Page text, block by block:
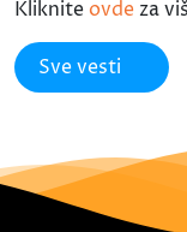
Kliknite ovde za
Sve vesti